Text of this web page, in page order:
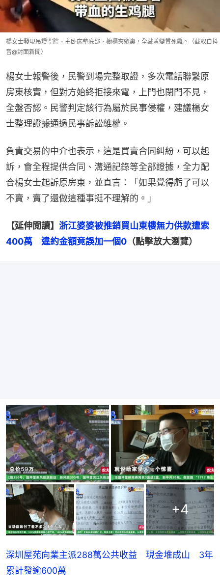
楊女士發現吊燈空腔、主卧床墊底部、櫥櫃夾縫裏，全藏着變質死雞。（截取自抖
音@封面新聞）
楊女士報警後，民警到場完整取證，多次電話聯繫原
房東核實，但對方始終拒接來電，上門也閉門不見，
全盤否認。民警判定該行為屬於民事侵權，建議楊女
士整理證據通過民事訴訟維權。
負責交易的中介也表示，這是買賣合同糾紛，可以起
訴，會全程提供合同、溝通記錄等全部證據，全力配
合楊女士起訴原房東，並直言：「如果覺得虧了可以
不賣，賣了還做這種事挺不理解的。」
【延伸閲讀】 浙江婆婆被推銷買山東樓無力供款遭索
400萬　違約金額竟誤加一個0 （點擊放大瀏覽）
+4
深圳屋苑向業主派288萬公共收益 現金堆成山 3年
累計發逾600萬